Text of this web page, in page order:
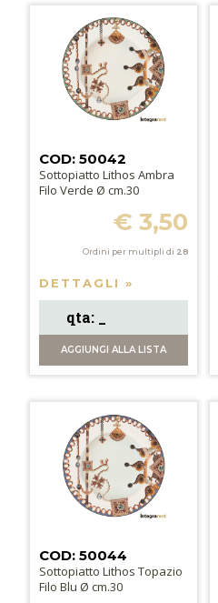
COD: 50042
Sottopiatto Lithos Ambra
Filo Verde Ø cm.30
€ 3,50
Ordini per multipli di 28
DETTAGLI »
AGGIUNGIALLA LISTA
COD: 50044
Sottopiatto Lithos Topazio
Filo Blu Ø cm.30